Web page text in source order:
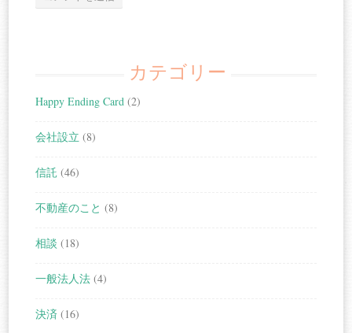
カテゴリー
Happy Ending Card (2)
会社設立 (8)
信託 (46)
不動産のこと (8)
相談 (18)
一般法人法 (4)
決済 (16)